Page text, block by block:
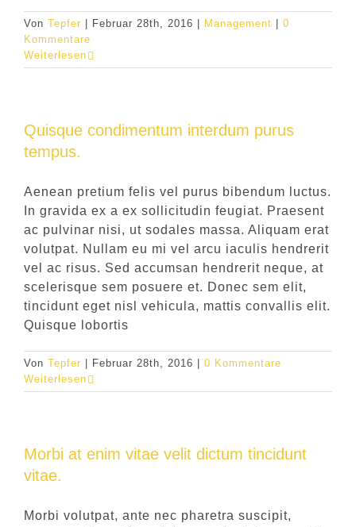
Von Tepfer Februar 28th, 2016 Management
0
Kommentare
Weiterlesen
Quisque condimentum interdum purus
tempus.
Aenean pretium felis vel purus bibendum luctus.
In gravida ex a ex sollicitudin feugiat. Praesent
ac pulvinar nisi, ut sodales massa. Aliquam erat
volutpat. Nullam eu mi vel arcu iaculis hendrerit
vel ac risus. Sed accumsan hendrerit neque, at
scelerisque sem posuere et. Donec sem elit,
tincidunt eget nisl vehicula, mattis convallis elit.
Quisque lobortis
Von Tepfer Februar 28th, 2016
0 Kommentare
Weiterlesen
Morbi at enim vitae velit dictum tincidunt
vitae.
Morbi volutpat, ante nec pharetra suscipit,